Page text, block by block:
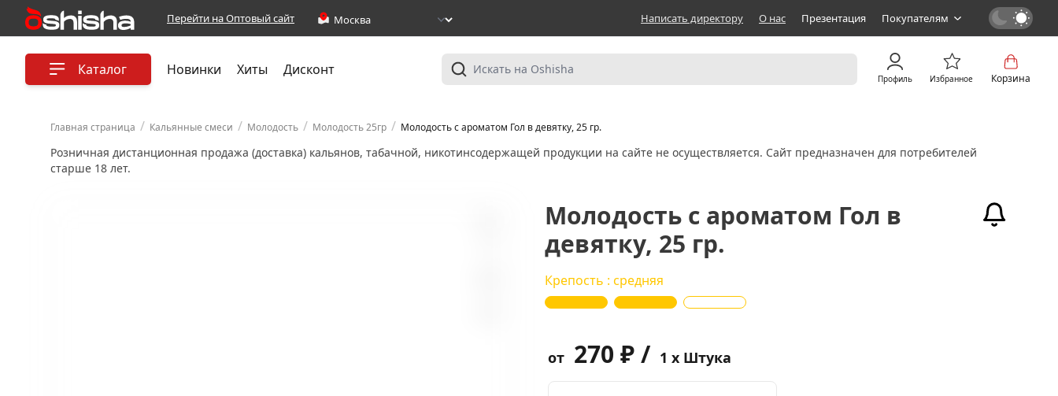
Перейти на Оптовый сайт Написать директору О нас Презентация Покупателям
Каталог Новинки Хиты Дисконт
Профиль Избранное Корзина
Главная страница / Кальянные смеси / Молодость / Молодость 25гр / Молодость с ароматом Гол в девятку, 25 гр.
Розничная дистанционная продажа (доставка) кальянов, табачной, никотинсодержащей продукции на сайте не осуществляется. Сайт предназначен для потребителей
старше 18 лет.
Молодость с ароматом Гол в
девятку, 25 гр.
Крепость : средняя
от 270 ₽ / 1 x Штука